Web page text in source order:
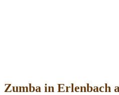
Zumba in Erlenbach